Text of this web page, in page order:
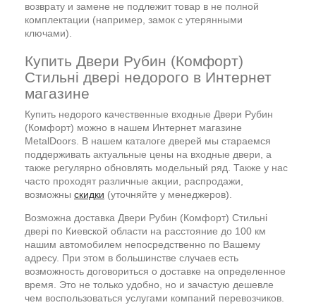
возврату и замене не подлежит товар в не полной
комплектации (например, замок с утерянными
ключами).
Купить Двери Рубин (Комфорт)
Стильні двері недорого в Интернет
магазине
Купить недорого качественные входные Двери Рубин
(Комфорт) можно в нашем Интернет магазине
MetalDoors. В нашем каталоге дверей мы стараемся
поддерживать актуальные цены на входные двери, а
также регулярно обновлять модельный ряд. Также у нас
часто проходят различные акции, распродажи,
возможны скидки (уточняйте у менеджеров).
Возможна доставка Двери Рубин (Комфорт) Стильні
двері по Киевской области на расстояние до 100 км
нашим автомобилем непосредственно по Вашему
адресу. При этом в большинстве случаев есть
возможность договориться о доставке на определенное
время. Это не только удобно, но и зачастую дешевле
чем воспользоваться услугами компаний перевозчиков.